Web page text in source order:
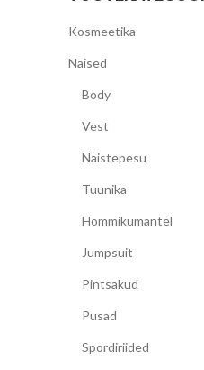
Kosmeetika
Naised
Body
Vest
Naistepesu
Tuunika
Hommikumantel
Jumpsuit
Pintsakud
Pusad
Spordiriided